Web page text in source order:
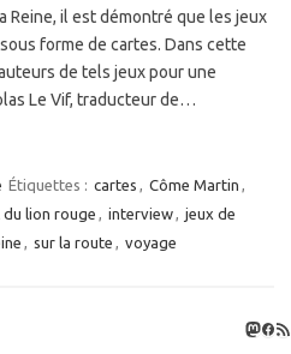
Reine, il est démontré que les jeux
forme de cartes. Dans cette
de tels jeux pour une
Le Vif, traducteur de…
Étiquettes : cartes , Côme Martin ,
du lion rouge , interview, jeux de
, sur la route , voyage
Flux